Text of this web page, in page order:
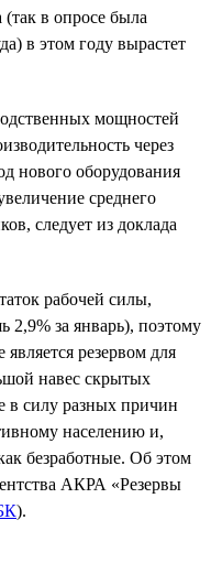
в опросе была
в этом году вырастет
мощностей
через
нового оборудования
среднего
следует из доклада
рабочей силы,
2,9% за январь), поэтому
резервом для
навес скрытых
в силу разных причин
населению и,
безработные. Об этом
АКРА «Резервы
).